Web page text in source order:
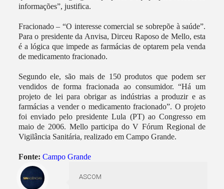
informações”, justifica.
Fracionado – “O interesse comercial se sobrepõe à saúde”.
Para o presidente da Anvisa, Dirceu Raposo de Mello, esta
é a lógica que impede as farmácias de optarem pela venda
de medicamento fracionado.
Segundo ele, são mais de 150 produtos que podem ser
vendidos de forma fracionada ao consumidor. “Há um
projeto de lei para obrigar as indústrias a produzir e as
farmácias a vender o medicamento fracionado”. O projeto
foi enviado pelo presidente Lula (PT) ao Congresso em
maio de 2006. Mello participa do V Fórum Regional de
Vigilância Sanitária, realizado em Campo Grande.
Fonte: Campo Grande
ASCOM